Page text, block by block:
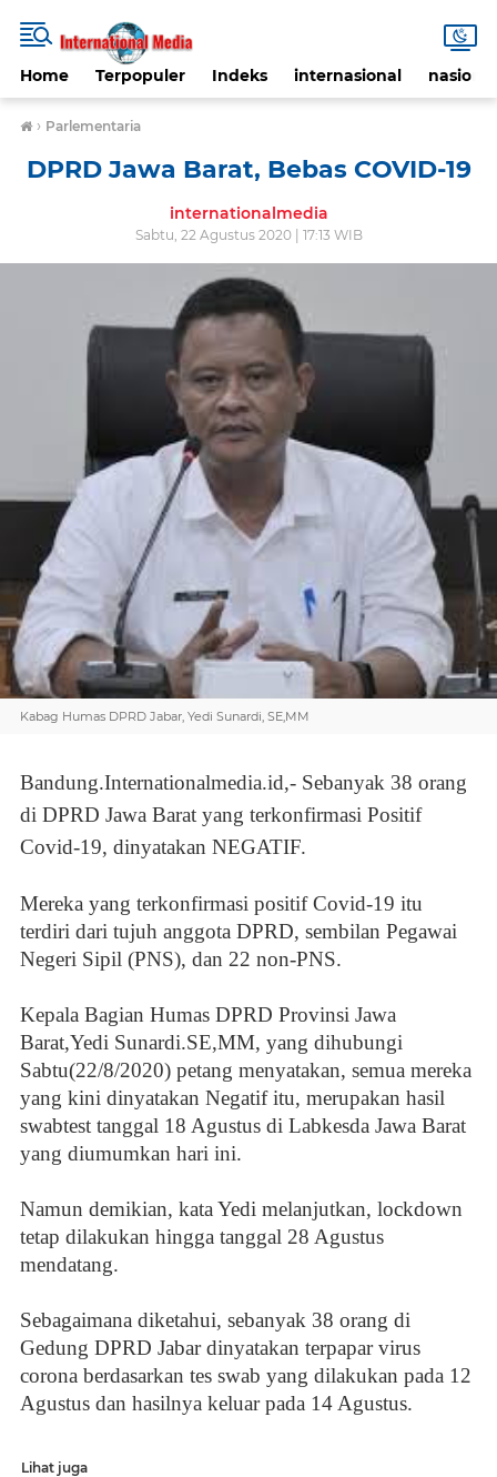
Home Terpopuler Indeks internasional nasional
› Parlementaria
DPRD Jawa Barat, Bebas COVID-19
internationalmedia
Sabtu, 22 Agustus 2020 | 17:13 WIB
Kabag Humas DPRD Jabar, Yedi Sunardi, SE,MM
Bandung.Internationalmedia.id,- Sebanyak 38 orang
di DPRD Jawa Barat yang terkonfirmasi Positif
Covid-19, dinyatakan NEGATIF.
Mereka yang terkonfirmasi positif Covid-19 itu
terdiri dari tujuh anggota DPRD, sembilan Pegawai
Negeri Sipil (PNS), dan 22 non-PNS.
Kepala Bagian Humas DPRD Provinsi Jawa
Barat,Yedi Sunardi.SE,MM, yang dihubungi
Sabtu(22/8/2020) petang menyatakan, semua mereka
yang kini dinyatakan Negatif itu, merupakan hasil
swabtest tanggal 18 Agustus di Labkesda Jawa Barat
yang diumumkan hari ini.
Namun demikian, kata Yedi melanjutkan, lockdown
tetap dilakukan hingga tanggal 28 Agustus
mendatang.
Sebagaimana diketahui, sebanyak 38 orang di
Gedung DPRD Jabar dinyatakan terpapar virus
corona berdasarkan tes swab yang dilakukan pada 12
Agustus dan hasilnya keluar pada 14 Agustus.
Lihat juga